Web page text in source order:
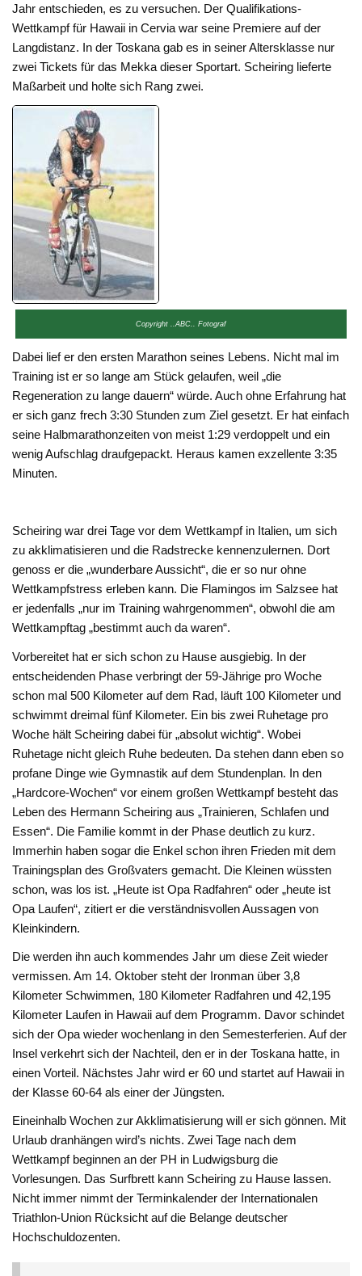
Jahr entschieden, es zu versuchen. Der Qualifikations-
Wettkampf für Hawaii in Cervia war seine Premiere auf der
Langdistanz. In der Toskana gab es in seiner Altersklasse nur
zwei Tickets für das Mekka dieser Sportart. Scheiring lieferte
Maßarbeit und holte sich Rang zwei.
Copyright ..ABC.. Fotograf
Dabei lief er den ersten Marathon seines Lebens. Nicht mal im
Training ist er so lange am Stück gelaufen, weil „die
Regeneration zu lange dauern“ würde. Auch ohne Erfahrung hat
er sich ganz frech 3:30 Stunden zum Ziel gesetzt. Er hat einfach
seine Halbmarathonzeiten von meist 1:29 verdoppelt und ein
wenig Aufschlag draufgepackt. Heraus kamen exzellente 3:35
Minuten.
Scheiring war drei Tage vor dem Wettkampf in Italien, um sich
zu akklimatisieren und die Radstrecke kennenzulernen. Dort
genoss er die „wunderbare Aussicht“, die er so nur ohne
Wettkampfstress erleben kann. Die Flamingos im Salzsee hat
er jedenfalls „nur im Training wahrgenommen“, obwohl die am
Wettkampftag „bestimmt auch da waren“.
Vorbereitet hat er sich schon zu Hause ausgiebig. In der
entscheidenden Phase verbringt der 59-Jährige pro Woche
schon mal 500 Kilometer auf dem Rad, läuft 100 Kilometer und
schwimmt dreimal fünf Kilometer. Ein bis zwei Ruhetage pro
Woche hält Scheiring dabei für „absolut wichtig“. Wobei
Ruhetage nicht gleich Ruhe bedeuten. Da stehen dann eben so
profane Dinge wie Gymnastik auf dem Stundenplan. In den
„Hardcore-Wochen“ vor einem großen Wettkampf besteht das
Leben des Hermann Scheiring aus „Trainieren, Schlafen und
Essen“. Die Familie kommt in der Phase deutlich zu kurz.
Immerhin haben sogar die Enkel schon ihren Frieden mit dem
Trainingsplan des Großvaters gemacht. Die Kleinen wüssten
schon, was los ist. „Heute ist Opa Radfahren“ oder „heute ist
Opa Laufen“, zitiert er die verständnisvollen Aussagen von
Kleinkindern.
Die werden ihn auch kommendes Jahr um diese Zeit wieder
vermissen. Am 14. Oktober steht der Ironman über 3,8
Kilometer Schwimmen, 180 Kilometer Radfahren und 42,195
Kilometer Laufen in Hawaii auf dem Programm. Davor schindet
sich der Opa wieder wochenlang in den Semesterferien. Auf der
Insel verkehrt sich der Nachteil, den er in der Toskana hatte, in
einen Vorteil. Nächstes Jahr wird er 60 und startet auf Hawaii in
der Klasse 60-64 als einer der Jüngsten.
Eineinhalb Wochen zur Akklimatisierung will er sich gönnen. Mit
Urlaub dranhängen wird’s nichts. Zwei Tage nach dem
Wettkampf beginnen an der PH in Ludwigsburg die
Vorlesungen. Das Surfbrett kann Scheiring zu Hause lassen.
Nicht immer nimmt der Terminkalender der Internationalen
Triathlon-Union Rücksicht auf die Belange deutscher
Hochschuldozenten.